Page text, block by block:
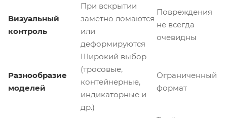
Визуальный
контроль
При вскрытии
заметно ломаются
или
деформируются
Повреждения
не всегда
очевидны
Разнообразие
моделей
Широкий выбор
(тросовые,
контейнерные,
индикаторные и
др.)
Ограниченный
формат